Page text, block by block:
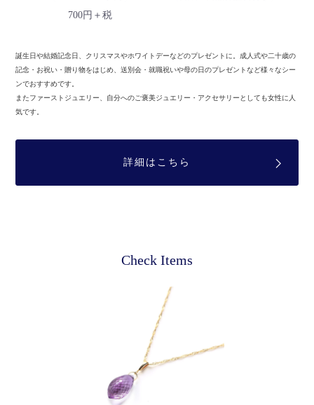
700円＋税
誕生日や結婚記念日、クリスマスやホワイトデーなどのプレゼントに。 成人式や二十歳の
記念・お祝い・贈り物をはじめ、送別会・就職祝いや母の日のプレゼントなど様々なシー
ンでおすすめです。
またファーストジュエリー、自分へのご褒美ジュエリー・アクセサリーとしても女性に人
気です。
詳細はこちら
Check Items